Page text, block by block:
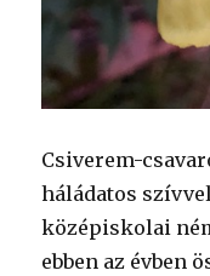
Csiverem-
háládatos
középiskolai
ebben az évben